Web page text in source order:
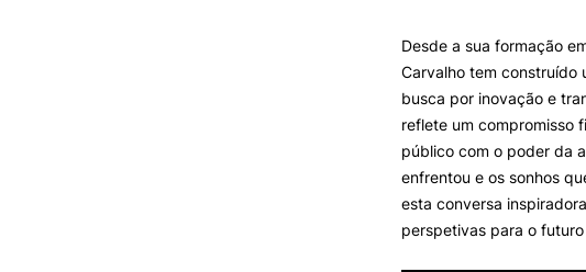
INVESTIGAÇÃO E
PROJETOS
Investigação/Intervenção
Prémios e Distinções
Núcleos de Investigação
Laboratório ROBOCORP
Desde a sua formação
Carvalho tem construído
busca por inovação e
reflete um compromisso
público com o poder da
enfrentou e os sonhos
esta conversa
perspetivas para o